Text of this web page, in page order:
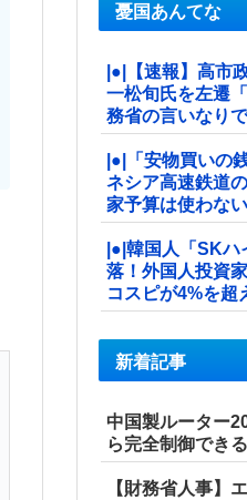
憂国あんてな
|●|【速報】高市
一松旬氏を左遷
務省の言いなり
|●|「安物買いの
ネシア高速鉄道
家予算は使わな
|●|韓国人「SK
落！外国人投資
コスピが4%を超
新着記事
中国製ルーター
ら完全制御でき
【財務省人事】